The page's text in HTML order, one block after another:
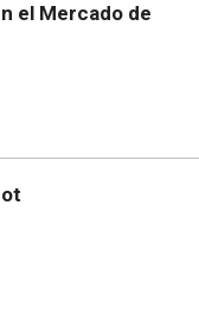
el Mercado de